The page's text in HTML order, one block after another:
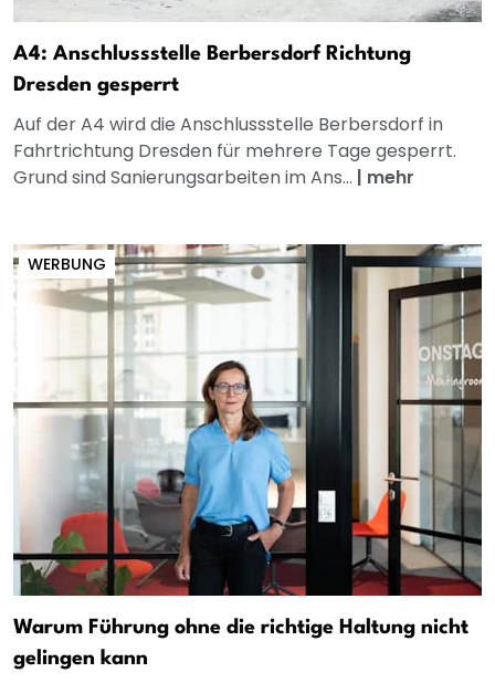
A4: Anschlussstelle Berbersdorf Richtung
Dresden gesperrt
Auf der A4 wird die Anschlussstelle Berbersdorf in
Fahrtrichtung Dresden für mehrere Tage gesperrt.
Grund sind Sanierungsarbeiten im Ans... | mehr
WERBUNG
Warum Führung ohne die richtige Haltung nicht
gelingen kann